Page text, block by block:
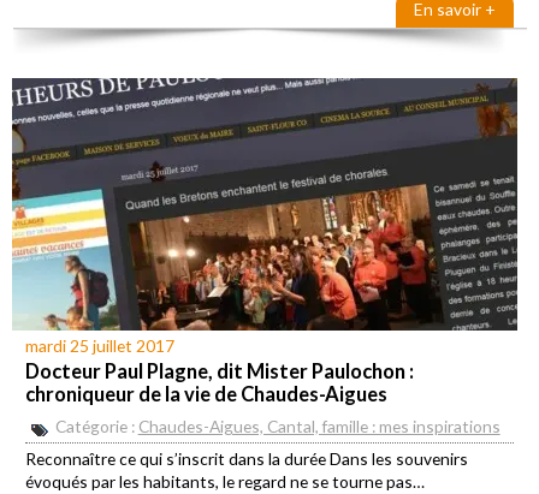
En savoir +
mardi 25 juillet 2017
Docteur Paul Plagne, dit Mister Paulochon :
chroniqueur de la vie de Chaudes-Aigues
Catégorie : Chaudes-Aigues, Cantal, famille : mes inspirations
Reconnaître ce qui s’inscrit dans la durée Dans les souvenirs
évoqués par les habitants, le regard ne se tourne pas…